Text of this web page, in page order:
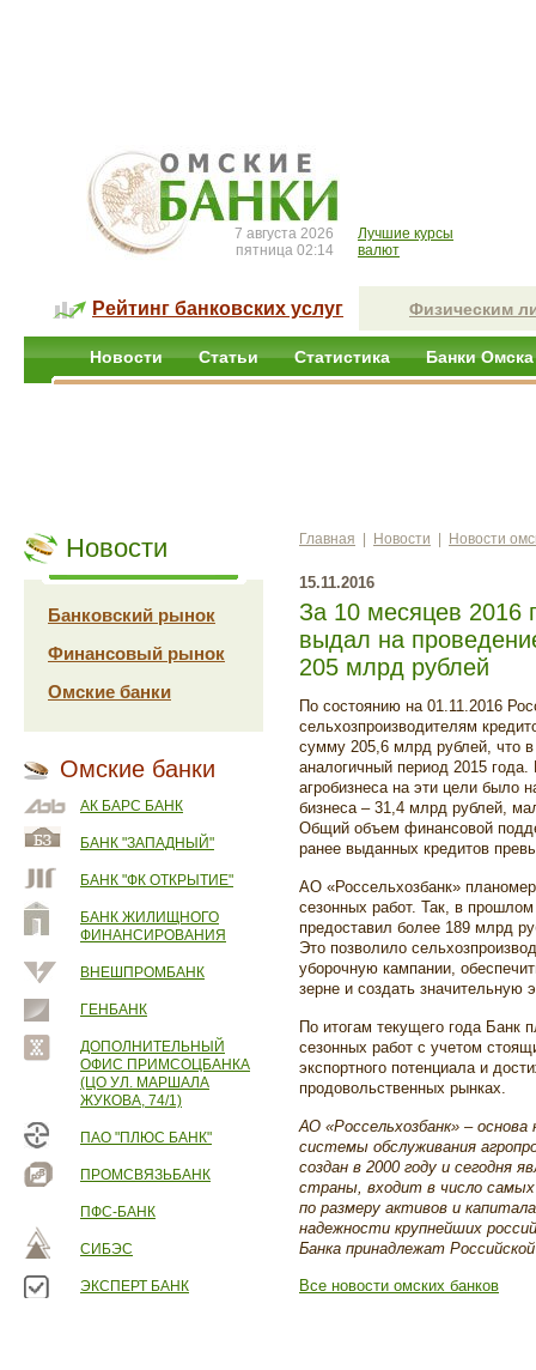
7 августа 2026
пятница 02:14
Лучшие курсы
валют
Рейтинг банковских услуг Физическим
Новости Статьи Статистика Банки Омска
Новости
Банковский рынок
Финансовый рынок
Омские банки
Омские банки
АК БАРС БАНК
БАНК "ЗАПАДНЫЙ"
БАНК "ФК ОТКРЫТИЕ"
БАНК ЖИЛИЩНОГО
ФИНАНСИРОВАНИЯ
ВНЕШПРОМБАНК
ГЕНБАНК
ДОПОЛНИТЕЛЬНЫЙ
ОФИС ПРИМСОЦБАНКА
(ЦО УЛ. МАРШАЛА
ЖУКОВА, 74/1)
ПАО "ПЛЮС БАНК"
ПРОМСВЯЗЬБАНК
ПФС-БАНК
СИБЭС
ЭКСПЕРТ БАНК
Главная Новости Новости
15.11.2016
За 10 месяцев 2016
выдал на
205 млрд рублей
По состоянию на 01.11.2016
сельхозпроизводителям
сумму 205,6 млрд рублей, что
аналогичный период 2015
агробизнеса на эти цели было
бизнеса – 31,4 млрд рублей,
Общий объем финансовой
ранее выданных кредитов
АО «Россельхозбанк»
сезонных работ. Так, в
предоставил более 189 млрд
Это позволило
уборочную кампании,
зерне и создать значительную
По итогам текущего года Банк
сезонных работ с учетом
экспортного потенциала и
продовольственных рынках.
АО «Россельхозбанк» –
системы обслуживания
создан в 2000 году и сегодня
страны, входит в число
по размеру активов и
надежности крупнейших
Банка принадлежат
Все новости омских банков